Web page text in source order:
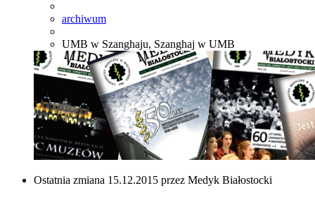
archiwum
UMB w Szanghaju, Szanghaj w UMB
Ostatnia zmiana 15.12.2015 przez Medyk Białostocki